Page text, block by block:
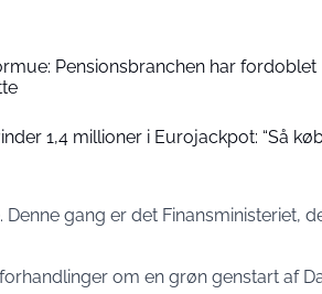
Pensionsbranchen har fordoblet
1,4 millioner i Eurojackpot: “Så
gang er det Finansministeriet,
om en grøn genstart af